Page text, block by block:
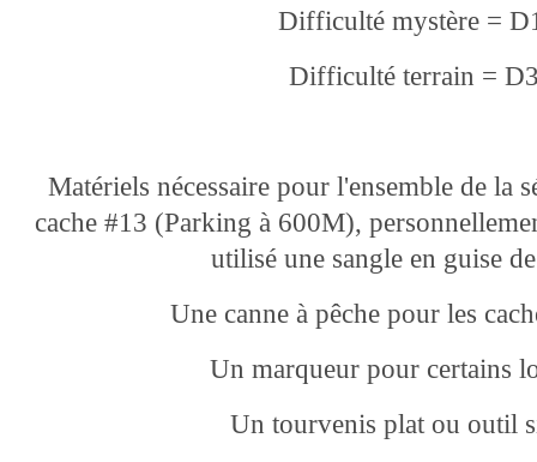
Difficulté mystère =
Difficulté terrain =
Matériels nécessaire pour l'ensemble de la
cache #13 (Parking à 600M),
utilisé une sangle en guise
Une canne à pêche pour les
Un marqueur pour certains
Un tourvenis plat ou outil